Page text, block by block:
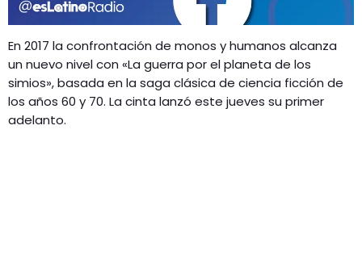
MÚSICA
RADIO SPLENDID
CONTACTO
En 2017 la confrontación de monos y humanos alcanza
un nuevo nivel con «La guerra por el planeta de los
simios», basada en la saga clásica de ciencia ficción de
los años 60 y 70. La cinta lanzó este jueves su primer
adelanto.